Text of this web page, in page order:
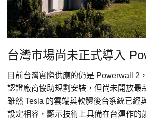
台灣市場尚未正式導入
目前台灣實際供應的仍是 Powerwall 2
認證廠商協助規劃安裝，但尚未開放最
雖然 Tesla 的雲端與軟體後台系統已經
設定相容，顯示技術上具備在台運作的